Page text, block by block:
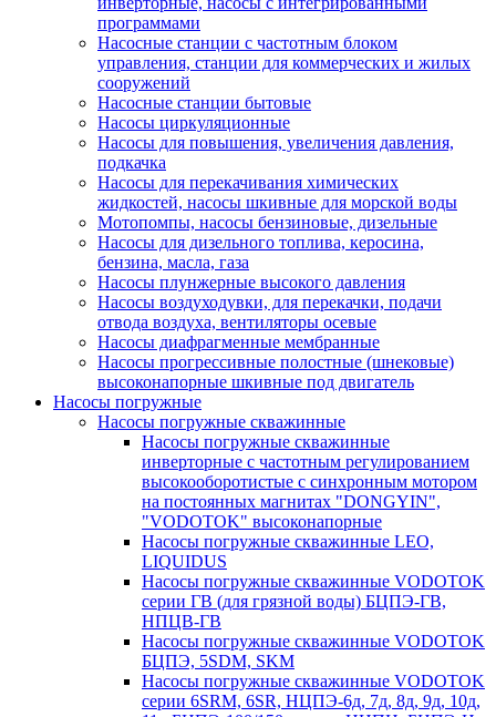
программами
Насосные станции с частотным блоком
управления, станции для коммерческих и жилых
сооружений
Насосные станции бытовые
Насосы циркуляционные
Насосы для повышения, увеличения давления,
подкачка
Насосы для перекачивания химических
жидкостей, насосы шкивные для морской воды
Мотопомпы, насосы бензиновые, дизельные
Насосы для дизельного топлива, керосина,
бензина, масла, газа
Насосы плунжерные высокого давления
Насосы воздуходувки, для перекачки, подачи
отвода воздуха, вентиляторы осевые
Насосы диафрагменные мембранные
Насосы прогрессивные полостные (шнековые)
высоконапорные шкивные под двигатель
Насосы погружные
Насосы погружные скважинные
Насосы погружные скважинные
инверторные с частотным регулированием
высокооборотистые с синхронным мотором
на постоянных магнитах "DONGYIN",
"VODOTOK" высоконапорные
Насосы погружные скважинные LEO,
LIQUIDUS
Насосы погружные скважинные VODOTOK
серии ГВ (для грязной воды) БЦПЭ-ГВ,
НПЦВ-ГВ
Насосы погружные скважинные VODOTOK
БЦПЭ, 5SDM, SKM
Насосы погружные скважинные VODOTOK
серии 6SRM, 6SR, НЦПЭ-6д, 7д, 8д, 9д, 10д,